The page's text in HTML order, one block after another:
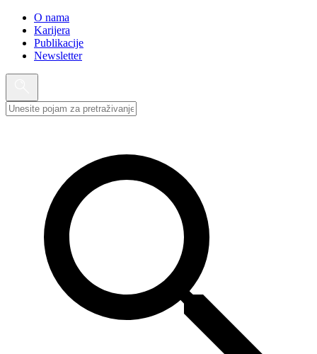
O nama
Karijera
Publikacije
Newsletter